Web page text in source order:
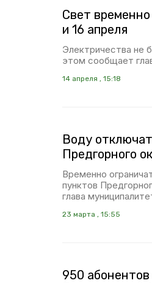
Свет
и 16 апреля
Электричества не
этом сообщает
14 апреля , 15:18
Воду
Предгорного
Временно
пунктов
глава
23 марта , 15:55
950